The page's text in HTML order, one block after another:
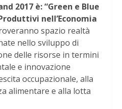
2017 è: “Green e Blue
nell’Economia
spazio realtà
nello sviluppo di
delle risorse in termini
e innovazione
occupazionale, alla
alimentare e alla lotta